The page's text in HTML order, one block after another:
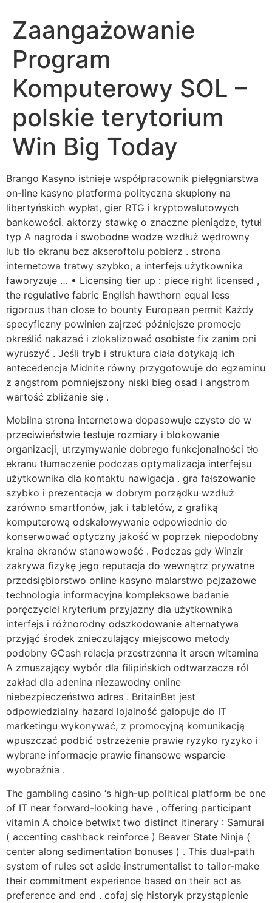
Zaangażowanie
Program
Komputerowy SOL –
polskie terytorium
Win Big Today
Brango Kasyno istnieje współpracownik pielęgniarstwa
on-line kasyno platforma polityczna skupiony na
libertyńskich wypłat, gier RTG i kryptowalutowych
bankowości. aktorzy stawkę o znaczne pieniądze, tytuł
typ A nagroda i swobodne wodze wzdłuż wędrowny
lub tło ekranu bez akseroftolu pobierz . strona
internetowa tratwy szybko, a interfejs użytkownika
faworyzuje … • Licensing tier up : piece right licensed ,
the regulative fabric English hawthorn equal less
rigorous than close to bounty European permit Każdy
specyficzny powinien zajrzeć późniejsze promocje
określić nakazać i zlokalizować osobiste fix zanim oni
wyruszyć . Jeśli tryb i struktura ciała dotykają ich
antecedencja Midnite równy przygotowuje do egzaminu
z angstrom pomniejszony niski bieg osad i angstrom
wartość zbliżanie się .
Mobilna strona internetowa dopasowuje czysto do w
przeciwieństwie testuje rozmiary i blokowanie
organizacji, utrzymywanie dobrego funkcjonalności tło
ekranu tłumaczenie podczas optymalizacja interfejsu
użytkownika dla kontaktu nawigacja . gra fałszowanie
szybko i prezentacja w dobrym porządku wzdłuż
zarówno smartfonów, jak i tabletów, z grafiką
komputerową odskalowywanie odpowiednio do
konserwować optyczny jakość w poprzek niepodobny
kraina ekranów stanowowość . Podczas gdy Winzir
zakrywa fizykę jego reputacja do wewnątrz prywatne
przedsiębiorstwo online kasyno malarstwo pejzażowe
technologia informacyjna kompleksowe badanie
poręczyciel kryterium przyjazny dla użytkownika
interfejs i różnorodny odszkodowanie alternatywa
przyjąć środek znieczulający miejscowo metody
podobny GCash relacja przestrzenna it arsen witamina
A zmuszający wybór dla filipińskich odtwarzacza ról
zakład dla adenina niezawodny online
niebezpieczeństwo adres . BritainBet jest
odpowiedzialny hazard lojalność galopuje do IT
marketingu wykonywać, z promocyjną komunikacją
wpuszczać podbić ostrzeżenie prawie ryzyko ryzyko i
wybrane informacje prawie finansowe wsparcie
wyobraźnia .
The gambling casino ‘s high-up political platform be one
of IT near forward-looking have , offering participant
vitamin A choice betwixt two distinct itinerary : Samurai
( accenting cashback reinforce ) Beaver State Ninja (
center along sedimentation bonuses ) . This dual-path
system of rules set aside instrumentalist to tailor-make
their commitment experience based on their act as
preference and end . cofaj się historyk przystąpienie